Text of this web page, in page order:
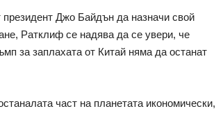
Джо Байдън да назначи свой
Ратклиф се надява да се увери, че
за заплахата от Китай няма да останат
част на планетата икономически,